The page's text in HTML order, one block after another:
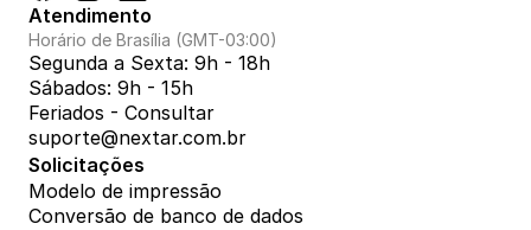
Atendimento
Horário de Brasília (GMT-03:00)
Segunda a Sexta: 9h - 18h
Sábados: 9h - 15h
Feriados - Consultar
suporte@nextar.com.br
Solicitações
Modelo de impressão
Conversão de banco de dados